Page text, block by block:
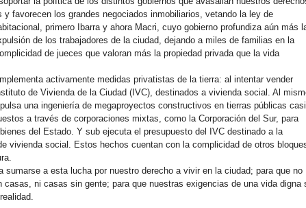
y favorecen los grandes negociados inmobiliarios, vetando la ley de
primero Ibarra y ahora Macri, cuyo gobierno profundiza aún más
de los trabajadores de la ciudad, dejando a miles de familias en la
de jueces que valoran más la propiedad privada que la vida
activamente medidas privatistas de la tierra: al intentar vender
de Vivienda de la Ciudad (IVC), destinados a vivienda social. Al
una ingeniería de megaproyectos constructivos en tierras públicas casi
a través de corporaciones mixtas, como la Corporación del Sur, para
del Estado. Y sub ejecuta el presupuesto del IVC destinado a la
vivienda social. Estos hechos cuentan con la complicidad de otros
sumarse a esta lucha por nuestro derecho a vivir en la ciudad; para que no
casas, ni casas sin gente; para que nuestras exigencias de una vida digna